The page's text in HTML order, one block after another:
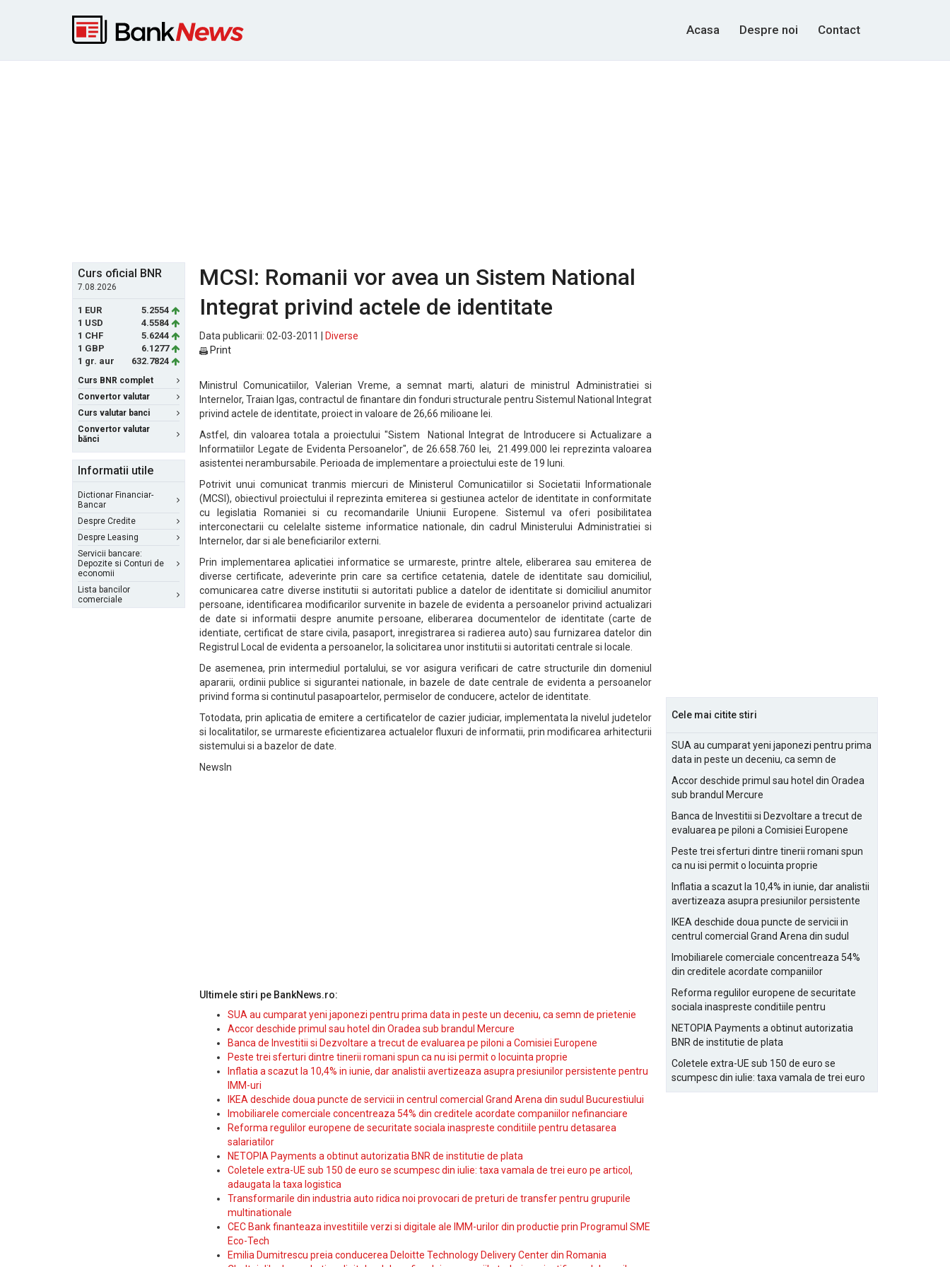
Acasa Despre noi Contact
Curs oficial BNR
7.08.2026
1 EUR
5.2554
1 USD
4.5584
1 CHF
5.6244
1 GBP
6.1277
1 gr. aur
632.7824
Curs BNR complet
Convertor valutar
Curs valutar banci
Convertor valutar
bănci
Informatii utile
Dictionar Financiar-
Bancar
Despre Credite
Despre Leasing
Servicii bancare:
Depozite si Conturi de
economii
Lista bancilor
comerciale
MCSI: Romanii vor avea un Sistem National
Integrat privind actele de identitate
Data publicarii: 02-03-2011 |
Diverse
Print
Ministrul Comunicatiilor, Valerian Vreme, a semnat marti, alaturi de ministrul Administratiei si
Internelor, Traian Igas, contractul de finantare din fonduri structurale pentru Sistemul National Integrat
privind actele de identitate, proiect in valoare de 26,66 milioane lei.
Astfel, din valoarea totala a proiectului "Sistem National Integrat de Introducere si Actualizare a
Informatiilor Legate de Evidenta Persoanelor", de 26.658.760 lei, 21.499.000 lei reprezinta valoarea
asistentei nerambursabile. Perioada de implementare a proiectului este de 19 luni.
Potrivit unui comunicat tranmis miercuri de Ministerul Comunicatiilor si Societatii Informationale
(MCSI), obiectivul proiectului il reprezinta emiterea si gestiunea actelor de identitate in conformitate
cu legislatia Romaniei si cu recomandarile Uniunii Europene. Sistemul va oferi posibilitatea
interconectarii cu celelalte sisteme informatice nationale, din cadrul Ministerului Administratiei si
Internelor, dar si ale beneficiarilor externi.
Prin implementarea aplicatiei informatice se urmareste, printre altele, eliberarea sau emiterea de
diverse certificate, adeverinte prin care sa certifice cetatenia, datele de identitate sau domiciliul,
comunicarea catre diverse institutii si autoritati publice a datelor de identitate si domiciliul anumitor
persoane, identificarea modificarilor survenite in bazele de evidenta a persoanelor privind actualizari
de date si informatii despre anumite persoane, eliberarea documentelor de identitate (carte de
identiate, certificat de stare civila, pasaport, inregistrarea si radierea auto) sau furnizarea datelor din
Registrul Local de evidenta a persoanelor, la solicitarea unor institutii si autoritati centrale si locale.
De asemenea, prin intermediul portalului, se vor asigura verificari de catre structurile din domeniul
apararii, ordinii publice si sigurantei nationale, in bazele de date centrale de evidenta a persoanelor
privind forma si continutul pasapoartelor, permiselor de conducere, actelor de identitate.
Totodata, prin aplicatia de emitere a certificatelor de cazier judiciar, implementata la nivelul judetelor
si localitatilor, se urmareste eficientizarea actualelor fluxuri de informatii, prin modificarea arhitecturii
sistemului si a bazelor de date.
NewsIn
Ultimele stiri pe BankNews.ro:
SUA au cumparat yeni japonezi pentru prima data in peste un deceniu, ca semn de prietenie
Accor deschide primul sau hotel din Oradea sub brandul Mercure
Banca de Investitii si Dezvoltare a trecut de evaluarea pe piloni a Comisiei Europene
Peste trei sferturi dintre tinerii romani spun ca nu isi permit o locuinta proprie
Inflatia a scazut la 10,4% in iunie, dar analistii avertizeaza asupra presiunilor persistente pentru
IMM-uri
IKEA deschide doua puncte de servicii in centrul comercial Grand Arena din sudul Bucurestiului
Imobiliarele comerciale concentreaza 54% din creditele acordate companiilor nefinanciare
Reforma regulilor europene de securitate sociala inaspreste conditiile pentru detasarea
salariatilor
NETOPIA Payments a obtinut autorizatia BNR de institutie de plata
Coletele extra-UE sub 150 de euro se scumpesc din iulie: taxa vamala de trei euro pe articol,
adaugata la taxa logistica
Transformarile din industria auto ridica noi provocari de preturi de transfer pentru grupurile
multinationale
CEC Bank finanteaza investitiile verzi si digitale ale IMM-urilor din productie prin Programul SME
Eco-Tech
Emilia Dumitrescu preia conducerea Deloitte Technology Delivery Center din Romania
Cele mai citite stiri
SUA au cumparat yeni japonezi pentru prima
data in peste un deceniu, ca semn de
Accor deschide primul sau hotel din Oradea
sub brandul Mercure
Banca de Investitii si Dezvoltare a trecut de
evaluarea pe piloni a Comisiei Europene
Peste trei sferturi dintre tinerii romani spun
ca nu isi permit o locuinta proprie
Inflatia a scazut la 10,4% in iunie, dar analistii
avertizeaza asupra presiunilor persistente
IKEA deschide doua puncte de servicii in
centrul comercial Grand Arena din sudul
Imobiliarele comerciale concentreaza 54%
din creditele acordate companiilor
Reforma regulilor europene de securitate
sociala inaspreste conditiile pentru
NETOPIA Payments a obtinut autorizatia
BNR de institutie de plata
Coletele extra-UE sub 150 de euro se
scumpesc din iulie: taxa vamala de trei euro
pe articol, adaugata la taxa logistica